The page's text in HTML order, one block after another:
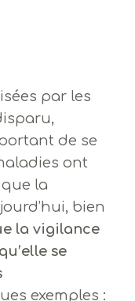
par les
de se
ont
la
bien
la vigilance
se
exemples :